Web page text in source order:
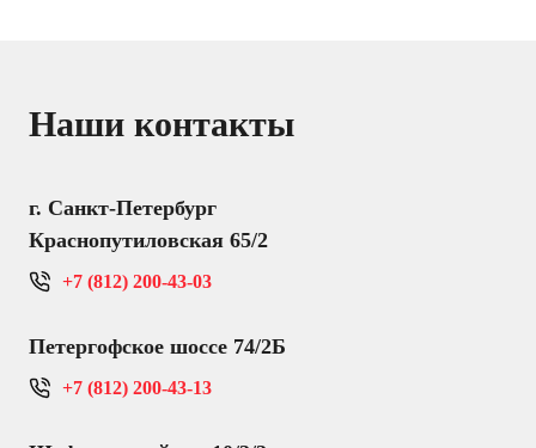
Наши контакты
г. Санкт-Петербург
Краснопутиловская 65/2
+7 (812) 200-43-03
Петергофское шоссе 74/2Б
+7 (812) 200-43-13